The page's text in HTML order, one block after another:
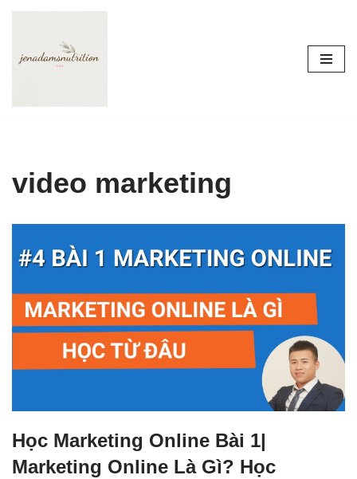
to
video marketing
Học Marketing Online Bài 1|
Marketing Online Là Gì? Học